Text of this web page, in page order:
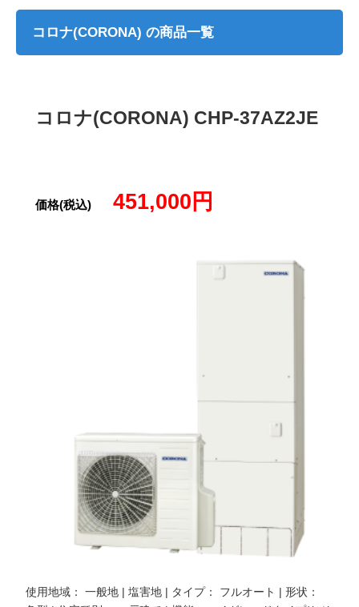
コロナ(CORONA) の商品一覧
コロナ(CORONA) CHP-37AZ2JE
価格(税込)451,000円
使用地域： 一般地 | 塩害地 | タイプ： フルオート | 形状：